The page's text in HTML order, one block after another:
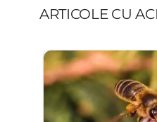
ARTICOLE CU